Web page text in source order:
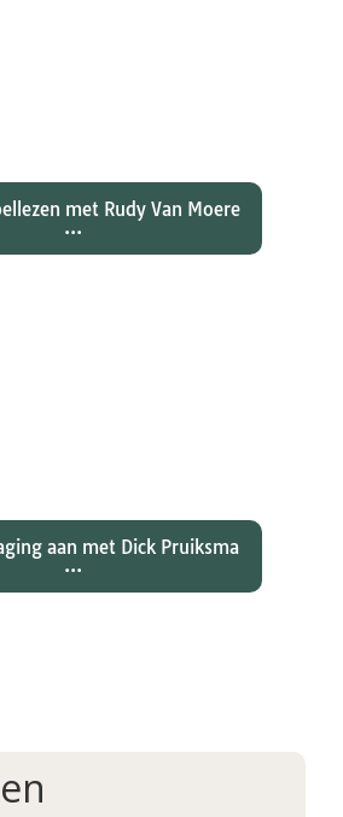
met Rudy Van Moere
...
aan met Dick Pruiksma
...